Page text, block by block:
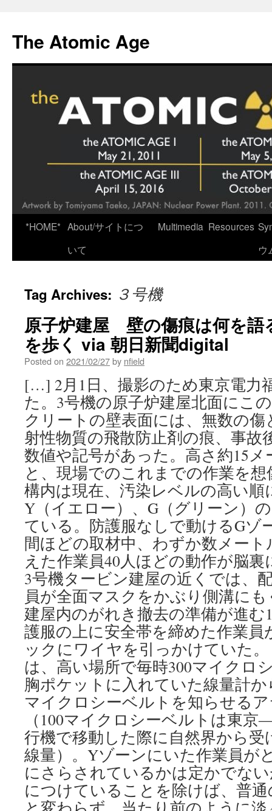
content
The Atomic Age
*HOME* About/サイトにつ
いて
Multimedia Resources
ウ
Tag Archives: ３号機
原子炉建屋 壁の傷痕は何を
を歩く via 朝日新聞digital
Posted on 2021/02/27by nfield
[…] 2月1日、撮影のため東京電力
た。3号機の原子炉建屋北面にこ
クリートの壁表面には、無数の
射性物質の飛散防止剤の痕、事故
数値や記号があった。高さ約15
と、現場でのこれまでの作業を
構内は現在、汚染レベルの高い順
Y（イエロー）、G（グリーン）
ている。防護服なしで動けるGゾ
間ほどの取材中、わずか数メー
えた作業員40人ほどの動作が脳
3号機タービン建屋の近くでは、
員が全面マスクをかぶり側溝に
建屋内のがれき撤去の準備が進む
護服の上に安全帯を締めた作業
ックにワイヤを引っかけていた
は、高い場所で毎時300マイクロ
胸ポケットに入れていた線量計か
マイクロシーベルトを知らせる
（100マイクロシーベルトは東
行機で移動した際に自然界から
線量）。Yゾーンにいた作業員が
にさらされているかは定かでな
につけていることを除けば、普